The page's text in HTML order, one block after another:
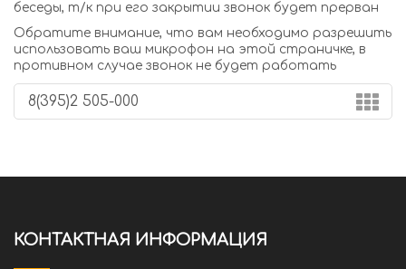
беседы, т/к при его закрытии звонок будет прерван
Обратите внимание, что вам необходимо разрешить
использовать ваш микрофон на этой страничке, в
противном случае звонок не будет работать
КОНТАКТНАЯ ИНФОРМАЦИЯ